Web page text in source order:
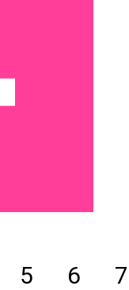
5 6 7